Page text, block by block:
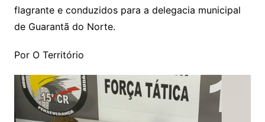
flagrante e conduzidos para a delegacia municipal
de Guarantã do Norte.
Por O Território